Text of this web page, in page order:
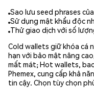
Sao lưu seed phrases
Sử dụng mật khẩu độc
Thử giao dịch với số
Cold wallets giữ khóa cá
hạn với bảo mật nâng
mất mát; Hot wallets,
Phemex, cung cấp khả
tin cậy. Chọn tùy chọn